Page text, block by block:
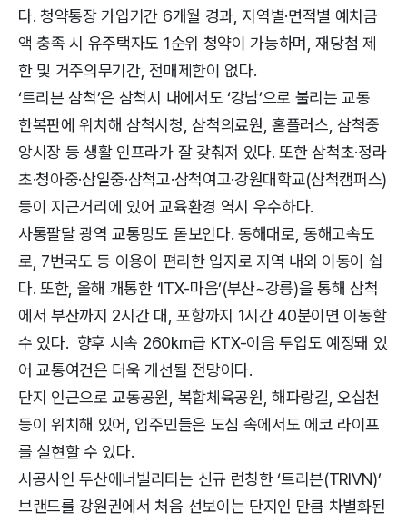
다. 청약통장 가입기간 6개월 경과, 지역별·면적별 예치금
액 충족 시 유주택자도 1순위 청약이 가능하며, 재당첨 제
한 및 거주의무기간, 전매제한이 없다.
‘트리븐 삼척’은 삼척시 내에서도 ‘강남’으로 불리는 교동
한복판에 위치해 삼척시청, 삼척의료원, 홈플러스, 삼척중
앙시장 등 생활 인프라가 잘 갖춰져 있다. 또한 삼척초·정라
초·청아중·삼일중·삼척고·삼척여고·강원대학교(삼척캠퍼스)
등이 지근거리에 있어 교육환경 역시 우수하다.
사통팔달 광역 교통망도 돋보인다. 동해대로, 동해고속도
로, 7번국도 등 이용이 편리한 입지로 지역 내외 이동이 쉽
다. 또한, 올해 개통한 ‘ITX-마음’(부산~강릉)을 통해 삼척
에서 부산까지 2시간 대, 포항까지 1시간 40분이면 이동할
수 있다. 향후 시속 260km급 KTX-이음 투입도 예정돼 있
어 교통여건은 더욱 개선될 전망이다.
단지 인근으로 교동공원, 복합체육공원, 해파랑길, 오십천
등이 위치해 있어, 입주민들은 도심 속에서도 에코 라이프
를 실현할 수 있다.
시공사인 두산에너빌리티는 신규 런칭한 ‘트리븐(TRIVN)’
브랜드를 강원권에서 처음 선보이는 단지인 만큼 차별화된